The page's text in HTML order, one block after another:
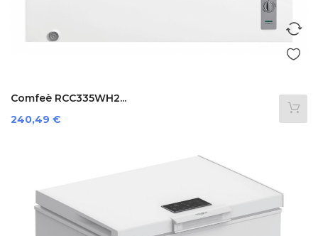
Comfeè RCC335WH2...
Prezzo
240,49 €